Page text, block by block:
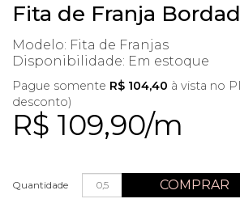
Fita de Franja
Modelo: Fita de Franjas
Disponibilidade: Em estoque
R$ 109,90/m
Pague somente R$ 104,40 à vista no
desconto)
Quantidade COMPRAR